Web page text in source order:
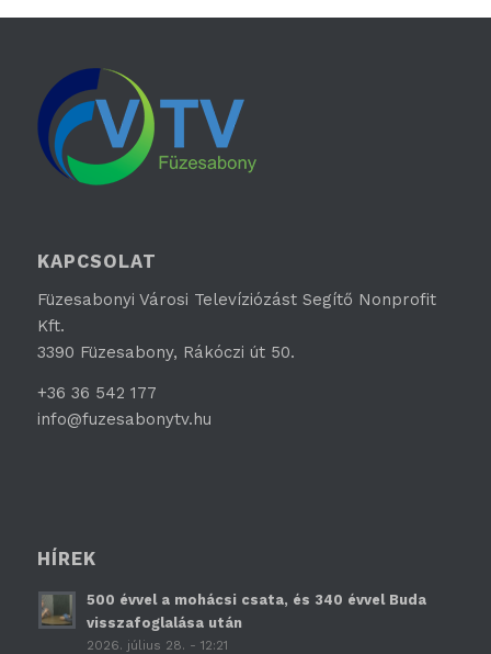
KAPCSOLAT
Füzesabonyi Városi Televíziózást Segítő Nonprofit
Kft.
3390 Füzesabony, Rákóczi út 50.
+36 36 542 177
info@fuzesabonytv.hu
HÍREK
500 évvel a mohácsi csata, és 340 évvel Buda
visszafoglalása után
2026. július 28. - 12:21